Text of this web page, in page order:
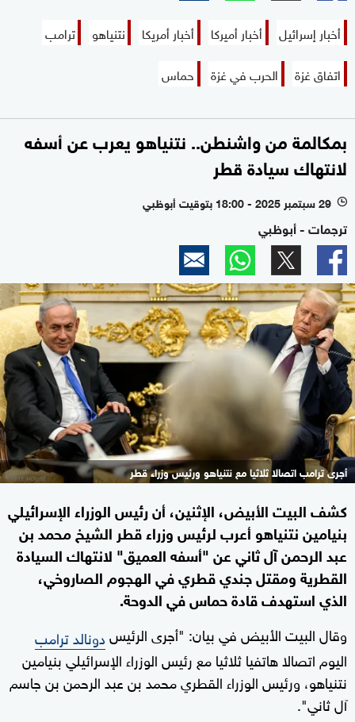
أخبار إسرائيل أخبار أميركا أخبار أمريكا نتنياهو
ترامب
اتفاق غزة
الحرب في غزة حماس
بمكالمة من واشنطن.. نتنياهو يعرب عن أسفه
لانتهاك سيادة قطر
l 29 سبتمبر 2025 - 18:00 بتوقيت أبوظبي
ترجمات - أبوظبي
أجرى ترامب اتصالا ثلاثيا مع نتنياهو ورئيس وزراء قطر
كشف البيت الأبيض، الإثنين، أن رئيس الوزراء الإسرائيلي
بنيامين نتنياهو أعرب لرئيس وزراء قطر الشيخ محمد بن
عبد الرحمن آل ثاني عن "أسفه العميق" لانتهاك السيادة
القطرية ومقتل جندي قطري في الهجوم الصاروخي،
الذي استهدف قادة حماس في الدوحة.
وقال البيت الأبيض في بيان: "أجرى الرئيسدونالد ترامب
اليوم اتصالا هاتفيا ثلاثيا مع رئيس الوزراء الإسرائيلي بنيامين
نتنياهو، ورئيس الوزراء القطري محمد بن عبد الرحمن بن جاسم
آل ثاني".